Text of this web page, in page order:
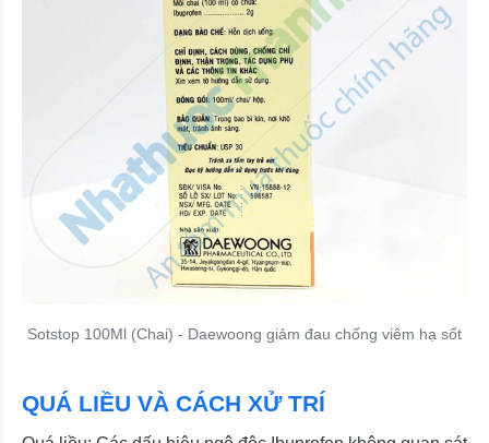
Sotstop 100Ml (Chai) - Daewoong giảm đau chống viêm hạ sốt
QUÁ LIỀU VÀ CÁCH XỬ TRÍ